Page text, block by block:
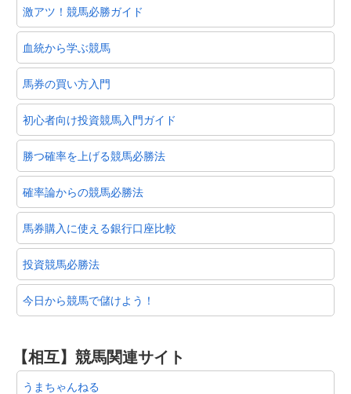
激アツ！競馬必勝ガイド
血統から学ぶ競馬
馬券の買い方入門
初心者向け投資競馬入門ガイド
勝つ確率を上げる競馬必勝法
確率論からの競馬必勝法
馬券購入に使える銀行口座比較
投資競馬必勝法
今日から競馬で儲けよう！
【相互】競馬関連サイト
うまちゃんねる